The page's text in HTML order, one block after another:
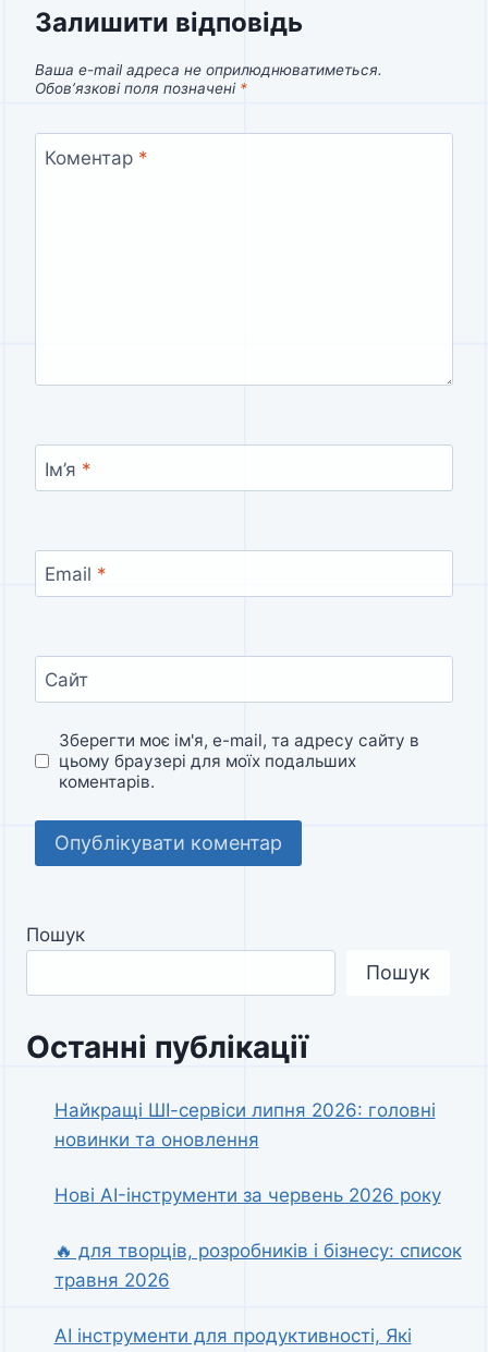
Залишити відповідь
Ваша e-mail адреса не оприлюднюватиметься.
Обов’язкові поля позначені *
Коментар *
Ім’я *
Email *
Сайт
Зберегти моє ім'я, e-mail, та адресу сайту в
цьому браузері для моїх подальших
коментарів.
Пошук
Пошук
Останні публікації
Найкращі ШІ-сервіси липня 2026: головні
новинки та оновлення
Нові AI-інструменти за червень 2026 року
🔥 для творців, розробників і бізнесу: список
травня 2026
AI інструменти для продуктивності, Які